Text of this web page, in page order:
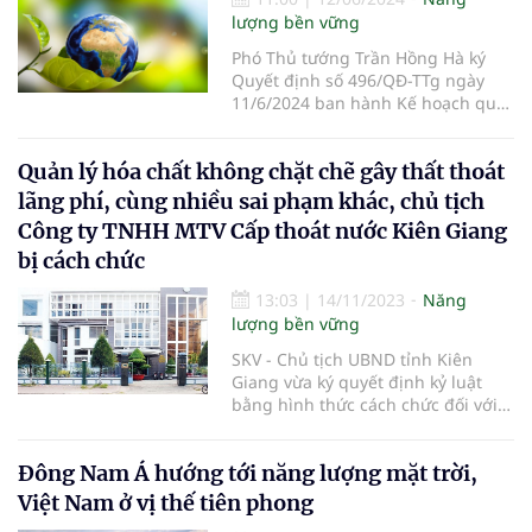
lượng bền vững
Phó Thủ tướng Trần Hồng Hà ký
Quyết định số 496/QĐ-TTg ngày
11/6/2024 ban hành Kế hoạch quốc
ứng nhà kính được kiểm soát.
Quản lý hóa chất không chặt chẽ gây thất thoát
lãng phí, cùng nhiều sai phạm khác, chủ tịch
Công ty TNHH MTV Cấp thoát nước Kiên Giang
bị cách chức
13:03 | 14/11/2023
Năng
lượng bền vững
SKV - Chủ tịch UBND tỉnh Kiên
Giang vừa ký quyết định kỷ luật
bằng hình thức cách chức đối với
thoát nước Kiên Giang do để xảy ra
nhiều sai phạm.
Đông Nam Á hướng tới năng lượng mặt trời,
Việt Nam ở vị thế tiên phong